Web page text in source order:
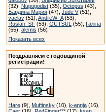
(32), Nupogodist (35), Octopus (43),
Бардина Мария (47), Jude V(51),
vaclav (51), AndreW_A(53),
Ruslan_SF (53), GUTSUL (55), Галіна
(55), alemis (56)
Показать всех
Поздравляем с годовщиной
регистрации!
Hare (9), Muftinsky (10), k-annja (16),